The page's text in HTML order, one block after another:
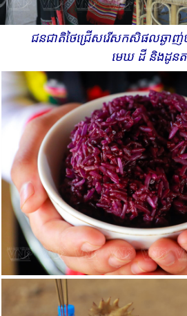
ជនជាតិ​ថៃ​ជ្រើសរើសកសិផល​​ឆ្ងា
មេឃ ដី និង​ដូនត